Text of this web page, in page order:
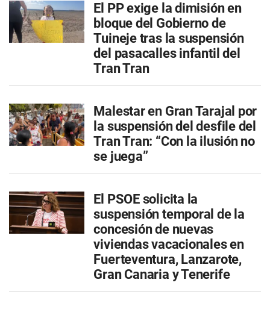
El PP exige la dimisión en
bloque del Gobierno de
Tuineje tras la suspensión
del pasacalles infantil del
Tran Tran
Malestar en Gran Tarajal por
la suspensión del desfile del
Tran Tran: “Con la ilusión no
se juega”
El PSOE solicita la
suspensión temporal de la
concesión de nuevas
viviendas vacacionales en
Fuerteventura, Lanzarote,
Gran Canaria y Tenerife